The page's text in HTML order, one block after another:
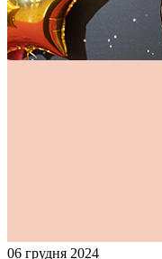
06 грудня 2024